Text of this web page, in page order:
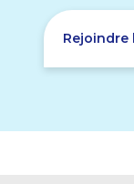
Rejoindre